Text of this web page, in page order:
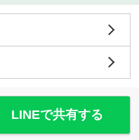
LINEで共有する